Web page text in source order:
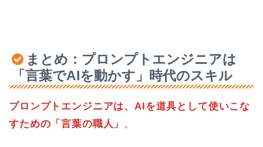
まとめ：プロンプトエンジニアは
「言葉でAIを動かす」時代のスキル
プロンプトエンジニアは、AIを道具として使いこな
すための「言葉の職人」 。